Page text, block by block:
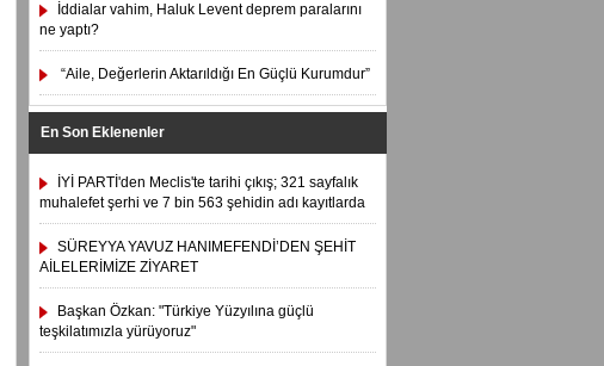
İddialar vahim, Haluk Levent deprem paralarını
ne yaptı?
“Aile, Değerlerin Aktarıldığı En Güçlü Kurumdur”
En Son Eklenenler
İYİ PARTİ'den Meclis'te tarihi çıkış; 321 sayfalık
muhalefet şerhi ve 7 bin 563 şehidin adı kayıtlarda
SÜREYYA YAVUZ HANIMEFENDİ’DEN ŞEHİT
AİLELERİMİZE ZİYARET
Başkan Özkan: "Türkiye Yüzyılına güçlü
teşkilatımızla yürüyoruz"